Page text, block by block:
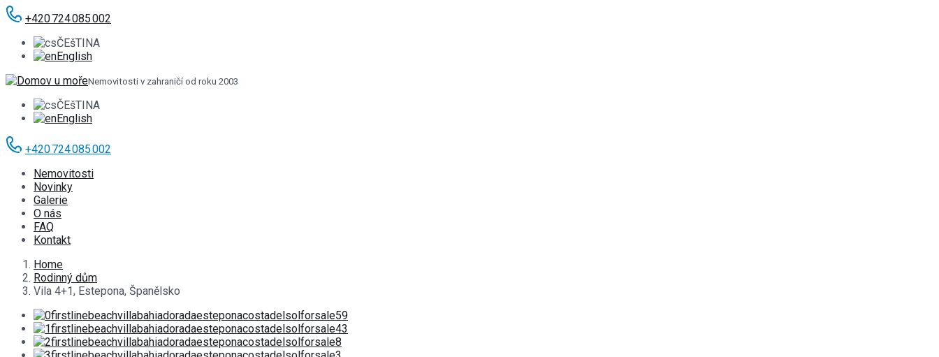
+420 724 085 002
ČEšTINA
English
Nemovitosti v zahraničí od roku 2003
ČEšTINA
English
+420 724 085 002
Nemovitosti
Novinky
Galerie
O nás
FAQ
Kontakt
Home
Rodinný dům
Vila 4+1, Estepona, Španělsko